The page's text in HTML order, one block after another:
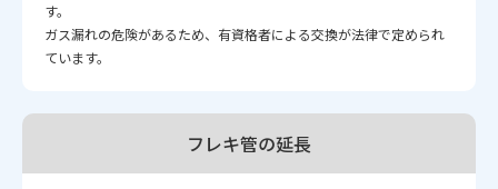
す。
ガス漏れの危険があるため、有資格者による交換が法律で定められ
ています。
フレキ管の延長